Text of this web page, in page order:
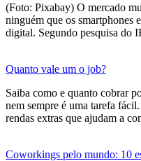
(Foto: Pixabay) O mercado
ninguém que os smartphones
digital. Segundo pesquisa
Quanto vale um o job?
Saiba como e quanto cobrar
nem sempre é uma tarefa
rendas extras que ajudam a
Coworkings pelo mundo: 10